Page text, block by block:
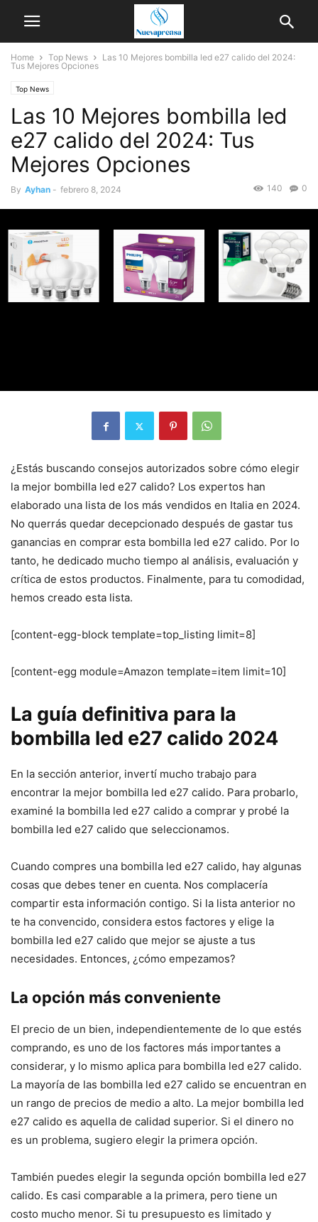
Home Top News
Las 10 Mejores bombilla led e27 calido del 2024:
Tus Mejores Opciones
Top News
Las 10 Mejores bombilla led
e27 calido del 2024: Tus
Mejores Opciones
By Ayhan - febrero 8, 2024 0
140
¿Estás buscando consejos autorizados sobre cómo elegir
la mejor bombilla led e27 calido? Los expertos han
elaborado una lista de los más vendidos en Italia en 2024.
No querrás quedar decepcionado después de gastar tus
ganancias en comprar esta bombilla led e27 calido. Por lo
tanto, he dedicado mucho tiempo al análisis, evaluación y
crítica de estos productos. Finalmente, para tu comodidad,
hemos creado esta lista.
[content-egg-block template=top_listing limit=8]
[content-egg module=Amazon template=item limit=10]
La guía definitiva para la
bombilla led e27 calido 2024
En la sección anterior, invertí mucho trabajo para
encontrar la mejor bombilla led e27 calido. Para probarlo,
examiné la bombilla led e27 calido a comprar y probé la
bombilla led e27 calido que seleccionamos.
Cuando compres una bombilla led e27 calido, hay algunas
cosas que debes tener en cuenta. Nos complacería
compartir esta información contigo. Si la lista anterior no
te ha convencido, considera estos factores y elige la
bombilla led e27 calido que mejor se ajuste a tus
necesidades. Entonces, ¿cómo empezamos?
La opción más conveniente
El precio de un bien, independientemente de lo que estés
comprando, es uno de los factores más importantes a
considerar, y lo mismo aplica para bombilla led e27 calido.
La mayoría de las bombilla led e27 calido se encuentran en
un rango de precios de medio a alto. La mejor bombilla led
e27 calido es aquella de calidad superior. Si el dinero no
es un problema, sugiero elegir la primera opción.
También puedes elegir la segunda opción bombilla led e27
calido. Es casi comparable a la primera, pero tiene un
costo mucho menor. Si tu presupuesto es limitado y